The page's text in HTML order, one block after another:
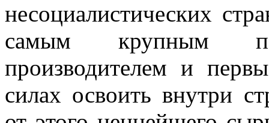
несоци­алистических
самым круп­ным
производителем и
силах освоить внутри